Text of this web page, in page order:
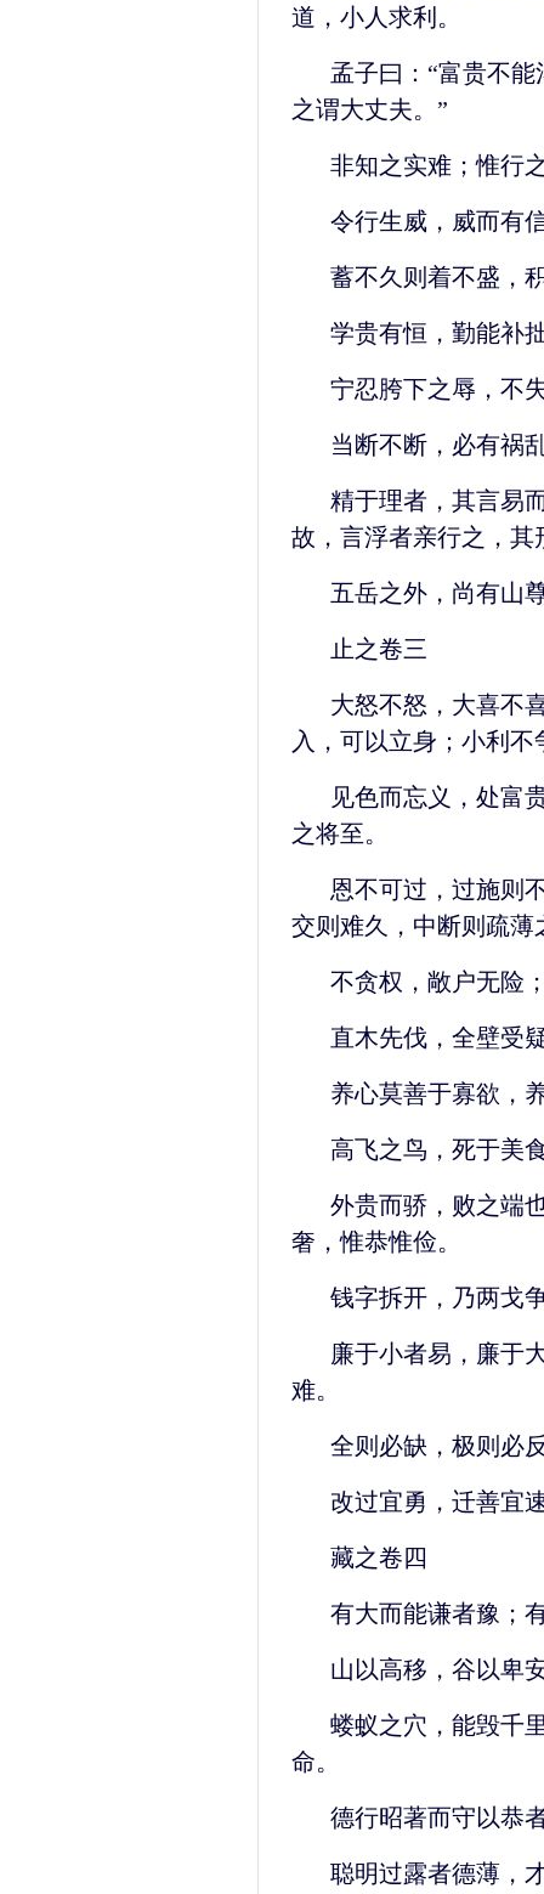
道，小人求利。
孟子曰：“富贵不
之谓大丈夫。”
非知之实难；惟行
令行生威，威而有
蓄不久则着不盛，
学贵有恒，勤能补
宁忍胯下之辱，不
当断不断，必有祸
精于理者，其言易
故，言浮者亲行之，其
五岳之外，尚有山
止之卷三
大怒不怒，大喜不
入，可以立身；小利
见色而忘义，处富
之将至。
恩不可过，过施则
交则难久，中断则疏薄
不贪权，敞户无险
直木先伐，全壁受
养心莫善于寡欲，
高飞之鸟，死于美
外贵而骄，败之端
奢，惟恭惟俭。
钱字拆开，乃两戈
廉于小者易，廉于
难。
全则必缺，极则必
改过宜勇，迁善宜
藏之卷四
有大而能谦者豫；
山以高移，谷以卑
蝼蚁之穴，能毁千
命。
德行昭著而守以恭
聪明过露者德薄，